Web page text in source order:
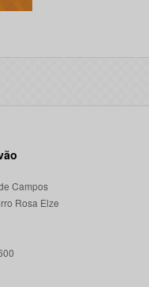
Campos
Rosa Elze